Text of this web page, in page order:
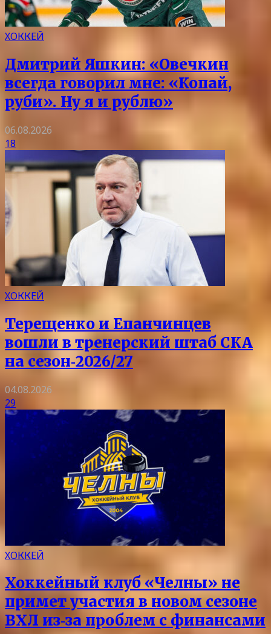
ХОККЕЙ
Дмитрий Яшкин: «Овечкин
всегда говорил мне: «Копай,
руби». Ну я и рублю»
06.08.2026
18
ХОККЕЙ
Терещенко и Епанчинцев
вошли в тренерский штаб СКА
на сезон‑2026/27
04.08.2026
29
ХОККЕЙ
Хоккейный клуб «Челны» не
примет участия в новом сезоне
ВХЛ из‑за проблем с финансами